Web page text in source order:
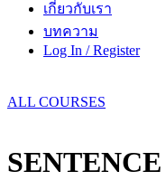
เกี่ยวกับเรา
บทความ
Log In / Register
ALL COURSES